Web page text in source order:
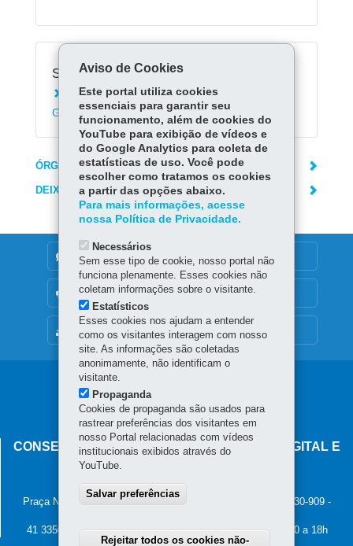
Serviços Relacionados:
Consultar o Portal da Transparência do
Governo do Paraná
ÓRGÃO RESPONSÁVEL
DEIXE SUA OPINIÃO
MAPA DO SITE
DENUNCIE CORRUPÇÃO
OUVIDORIA
Navegação
principal
CONSELHO ESTADUAL DE GOVERNANÇA DIGITAL E
SEGURANÇA DA INFORMAÇÃO
Palácio Iguaçu
Praça Nossa Senhora de Salette, s/n - Centro Cívico
80.530-909 -
41 3350-2400 - Horário de atendimento: 8h30 a 12h e 13h30 a 18h
Aviso de Cookies
Este portal utiliza cookies
essenciais para garantir seu
funcionamento, além de cookies do
YouTube para exibição de vídeos e
do Google Analytics para coleta de
estatísticas de uso. Você pode
escolher como tratamos os cookies
a partir das opções abaixo.
Para mais informações, acesse
nossa Política de Privacidade.
Necessários
Sem esse tipo de cookie, nosso portal não
funciona plenamente. Esses cookies não
coletam informações sobre o visitante.
Estatísticos
Esses cookies nos ajudam a entender
como os visitantes interagem com nosso
site. As informações são coletadas
anonimamente, não identificam o
visitante.
Propaganda
Cookies de propaganda são usados para
rastrear preferências dos visitantes em
nosso Portal relacionadas com vídeos
institucionais exibidos através do
YouTube.
Salvar preferências
Rejeitar todos os cookies não-